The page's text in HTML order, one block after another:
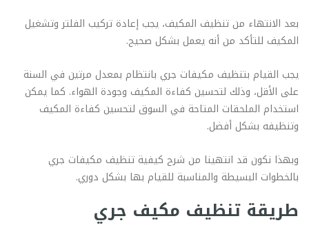
بعد الانتهاء من تنظيف المكيف، يجب إعادة تركيب الفلتر وتشغيل
المكيف للتأكد من أنه يعمل بشكل صحيح.
يجب القيام بتنظيف مكيفات جري بانتظام بمعدل مرتين في السنة
على الأقل، وذلك لتحسين كفاءة المكيف وجودة الهواء. كما يمكن
استخدام الملحقات المتاحة في السوق لتحسين كفاءة المكيف
وتنظيفه بشكل أفضل.
وبهذا نكون قد انتهينا من شرح كيفية تنظيف مكيفات جري
بالخطوات البسيطة والمناسبة للقيام بها بشكل دوري.
طريقة تنظيف مكيف جري